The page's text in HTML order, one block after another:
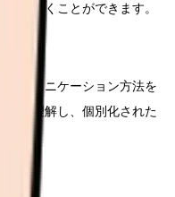
を築くことができます。
コミュニケーション方法を
性を理解し、個別化された